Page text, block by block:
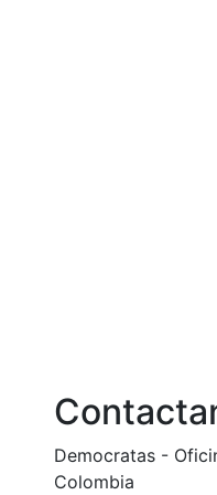
Democratas -
Colombia